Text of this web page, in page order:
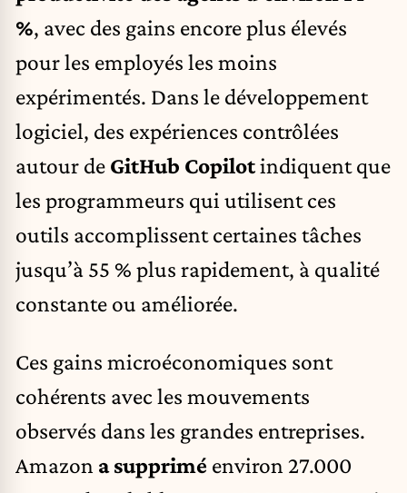
%, avec des gains encore plus élevés
pour les employés les moins
expérimentés. Dans le développement
logiciel, des expériences contrôlées
autour de GitHub Copilotindiquent que
les programmeurs qui utilisent ces
outils accomplissent certaines tâches
jusqu’à 55 % plus rapidement, à qualité
constante ou améliorée.
Ces gains microéconomiques sont
cohérents avec les mouvements
observés dans les grandes entreprises.
Amazon a supprimé environ 27.000